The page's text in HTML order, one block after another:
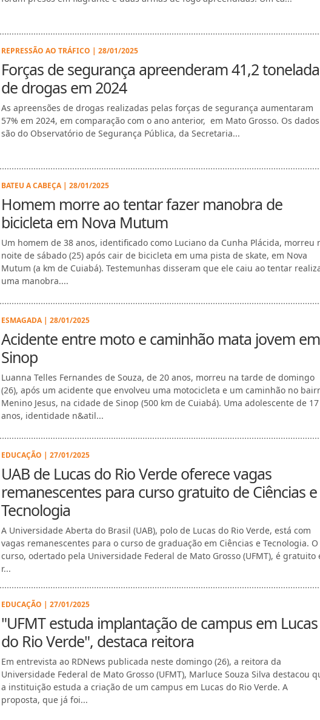
REPRESSÃO AO TRÁFICO | 28/01/2025
Forças de segurança apreenderam 41,2 toneladas
de drogas em 2024
As apreensões de drogas realizadas pelas forças de segurança aumentaram
57% em 2024, em comparação com o ano anterior, em Mato Grosso. Os dados
são do Observatório de Segurança Pública, da Secretaria...
BATEU A CABEÇA | 28/01/2025
Homem morre ao tentar fazer manobra de
bicicleta em Nova Mutum
Um homem de 38 anos, identificado como Luciano da Cunha Plácida, morreu
noite de sábado (25) após cair de bicicleta em uma pista de skate, em Nova
Mutum (a km de Cuiabá). Testemunhas disseram que ele caiu ao tentar realizar
uma manobra....
ESMAGADA | 28/01/2025
Acidente entre moto e caminhão mata jovem em
Sinop
Luanna Telles Fernandes de Souza, de 20 anos, morreu na tarde de domingo
(26), após um acidente que envolveu uma motocicleta e um caminhão no bairro
Menino Jesus, na cidade de Sinop (500 km de Cuiabá). Uma adolescente de 17
anos, identidade n&atil...
EDUCAÇÃO | 27/01/2025
UAB de Lucas do Rio Verde oferece vagas
remanescentes para curso gratuito de Ciências e
Tecnologia
A Universidade Aberta do Brasil (UAB), polo de Lucas do Rio Verde, está com
vagas remanescentes para o curso de graduação em Ciências e Tecnologia. O
curso, odertado pela Universidade Federal de Mato Grosso (UFMT), é gratuito e
r...
EDUCAÇÃO | 27/01/2025
"UFMT estuda implantação de campus em Lucas
do Rio Verde", destaca reitora
Em entrevista ao RDNews publicada neste domingo (26), a reitora da
Universidade Federal de Mato Grosso (UFMT), Marluce Souza Silva destacou
a instituição estuda a criação de um campus em Lucas do Rio Verde. A
proposta, que já foi...